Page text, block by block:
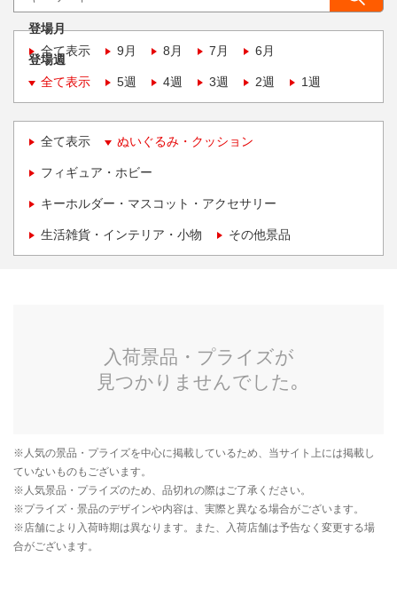
登場月
全て表示
9月 8月 7月 6月
登場週
全て表示
5週 4週 3週 2週 1週
全て表示 ぬいぐるみ・クッション
フィギュア・ホビー
キーホルダー・マスコット・アクセサリー
生活雑貨・インテリア・小物 その他景品